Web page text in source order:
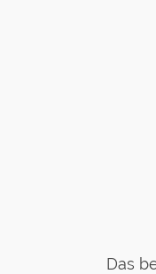
Das